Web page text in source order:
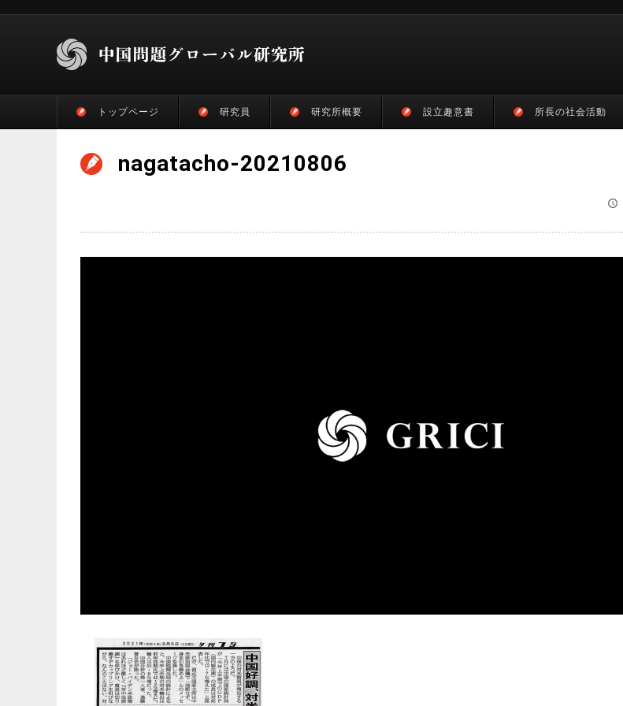
トップページ 研究員 研究所概要 設立趣意書 所長の社会活動
nagatacho-20210806